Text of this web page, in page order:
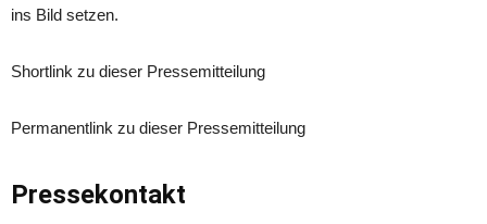
ins Bild setzen.
Shortlink zu dieser Pressemitteilung
Permanentlink zu dieser Pressemitteilung
Pressekontakt